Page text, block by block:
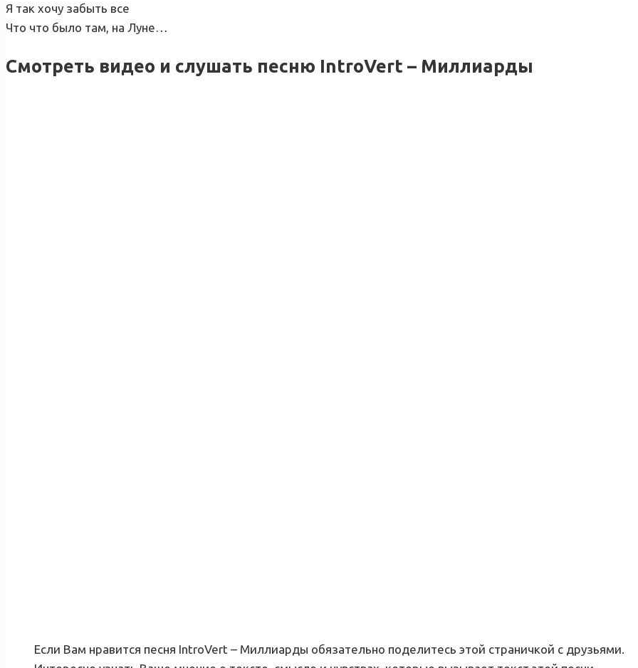
Я так хочу забыть все
Что что было там, на Луне…
Смотреть видео и слушать песню IntroVert – Миллиарды
Если Вам нравится песня IntroVert – Миллиарды обязательно поделитесь этой страничкой с друзьями.